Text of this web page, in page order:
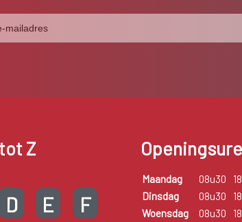
Z
D E
F
Maandag 08u30
Dinsdag
08u30
Woensdag
08u30